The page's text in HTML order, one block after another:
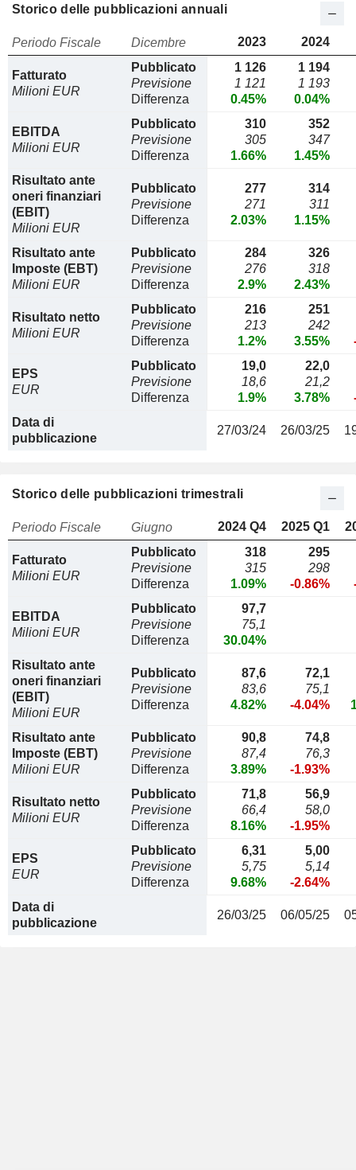
Storico delle pubblicazioni annuali
Periodo Fiscale Dicembre 2023 2024
Fatturato
Milioni EUR
Pubblicato
Previsione
Differenza
1 126
1 121
0.45%
1 194
1 193
0.04%
EBITDA
Milioni EUR
Pubblicato
Previsione
Differenza
310
305
1.66%
352
347
1.45%
Risultato ante
oneri finanziari
(EBIT)
Milioni EUR
Pubblicato
Previsione
Differenza
277
271
2.03%
314
311
1.15%
Risultato ante
Imposte (EBT)
Milioni EUR
Pubblicato
Previsione
Differenza
284
276
2.9%
326
318
2.43%
Risultato netto
Milioni EUR
Pubblicato
Previsione
Differenza
216
213
1.2%
251
242
3.55%
EPS
EUR
Pubblicato
Previsione
Differenza
19,0
18,6
1.9%
22,0
21,2
3.78%
Data di
pubblicazione
27/03/24 26/03/25
Storico delle pubblicazioni trimestrali
Periodo Fiscale Giugno 2024 Q4 2025 Q1
Fatturato
Milioni EUR
Pubblicato
Previsione
Differenza
318
315
1.09%
295
298
-0.86%
EBITDA
Milioni EUR
Pubblicato
Previsione
Differenza
97,7
75,1
30.04%
Risultato ante
oneri finanziari
(EBIT)
Milioni EUR
Pubblicato
Previsione
Differenza
87,6
83,6
4.82%
72,1
75,1
-4.04%
Risultato ante
Imposte (EBT)
Milioni EUR
Pubblicato
Previsione
Differenza
90,8
87,4
3.89%
74,8
76,3
-1.93%
Risultato netto
Milioni EUR
Pubblicato
Previsione
Differenza
71,8
66,4
8.16%
56,9
58,0
-1.95%
EPS
EUR
Pubblicato
Previsione
Differenza
6,31
5,75
9.68%
5,00
5,14
-2.64%
Data di
pubblicazione
26/03/25 06/05/25